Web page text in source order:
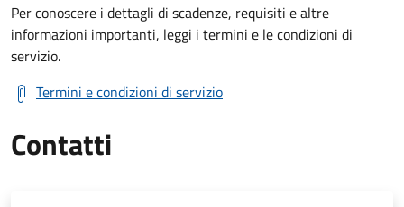
Per conoscere i dettagli di scadenze, requisiti e altre
informazioni importanti, leggi i termini e le condizioni di
servizio.
Termini e condizioni di servizio
Contatti